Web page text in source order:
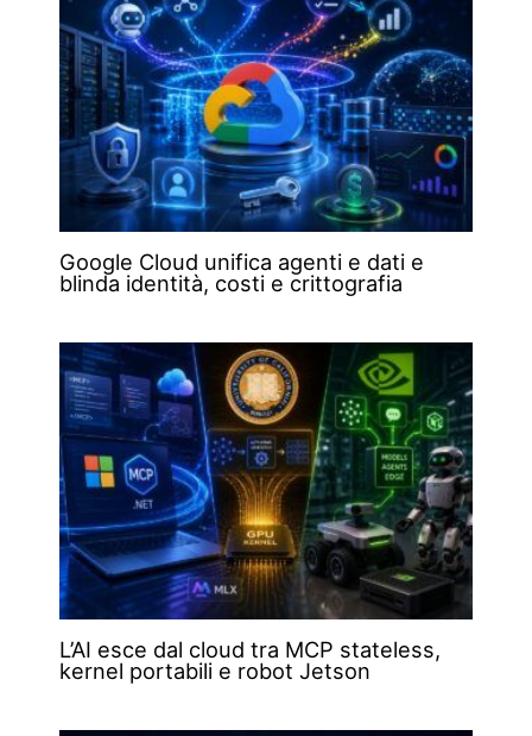
Google Cloud unifica agenti e dati e
blinda identità, costi e crittografia
L’AI esce dal cloud tra MCP stateless,
kernel portabili e robot Jetson